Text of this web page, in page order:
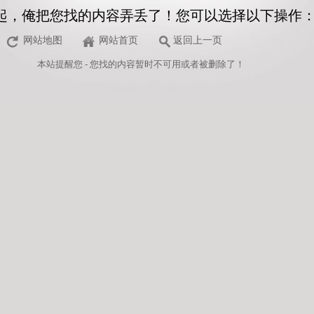
，俺把您找的内容弄丢了！您可以选择以下操作
网站地图 网站首页 返回上一页
本站提醒您 - 您找的内容暂时不可用或者被删除了！